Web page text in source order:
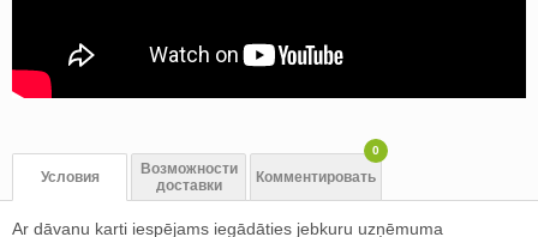
Условия
Возможности
доставки
Комментировать
0
Ar dāvanu karti iespējams iegādāties jebkuru uzņēmuma